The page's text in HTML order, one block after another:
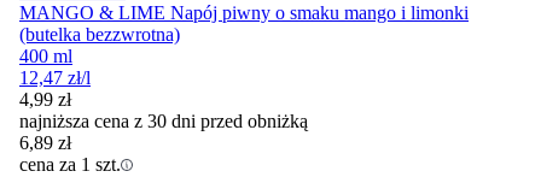
MANGO & LIME Napój piwny o smaku mango i limonki
(butelka bezzwrotna)
400 ml
12,47 zł/l
4,99 zł
najniższa cena z 30 dni przed obniżką
6,89 zł
cena za 1 szt.